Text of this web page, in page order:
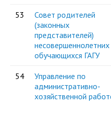
53
Совет родителей
(законных
представителей)
несовершеннолетних
обучающихся ГАГУ
54
Управление по
административно-
хозяйственной